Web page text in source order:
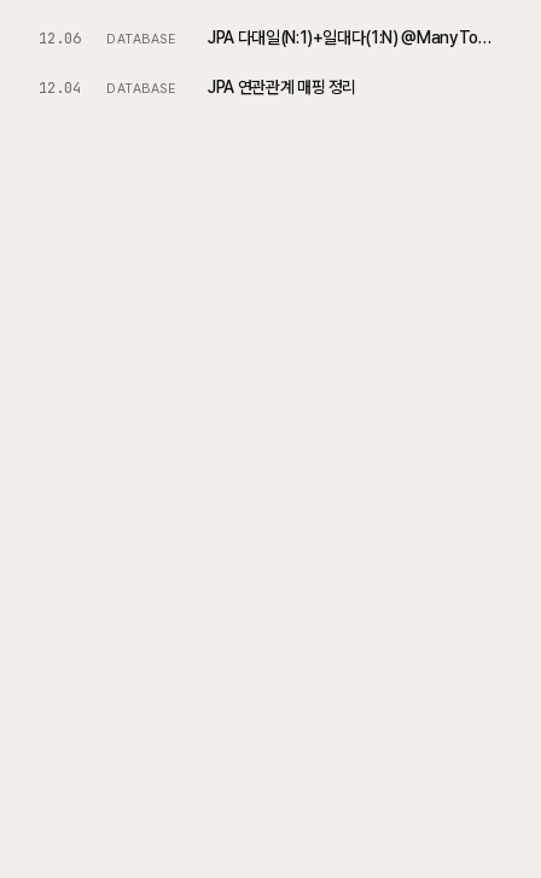
12.06 DATABASE JPA 다대일(N:1)+일대다(1:N) @ManyToOne, @OneToMany 연관관계
12.04 DATABASE JPA 연관관계 매핑 정리